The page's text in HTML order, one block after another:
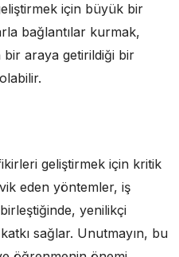
için büyük bir
bağlantılar kurmak,
araya getirildiği bir
geliştirmek için kritik
eden yöntemler, iş
yenilikçi
sağlar. Unutmayın, bu